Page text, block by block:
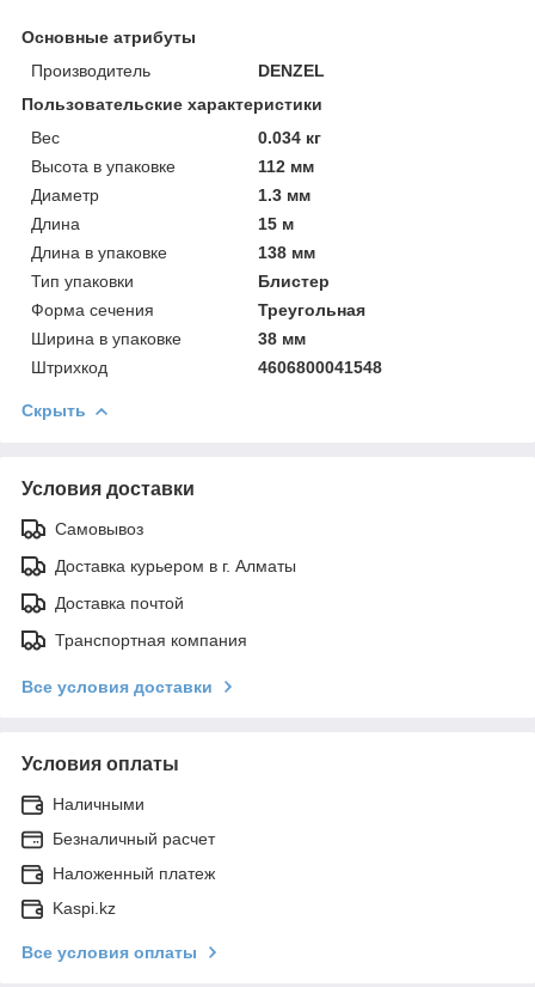
Основные атрибуты
Производитель
DENZEL
Пользовательские характеристики
Вeс
0.034 кг
Высотa в упаковке
112 мм
Диаметр
1.3 мм
Длинa
15 м
Длинa в упаковке
138 мм
Тип упаковки
Блистер
Форма сечения
Треугольная
Ширинa в упаковке
38 мм
Штрихкод
4606800041548
Скрыть
Условия доставки
Самовывоз
Доставка курьером в г. Алматы
Доставка почтой
Транспортная компания
Все условия доставки
Условия оплаты
Наличными
Безналичный расчет
Наложенный платеж
Kaspi.kz
Все условия оплаты